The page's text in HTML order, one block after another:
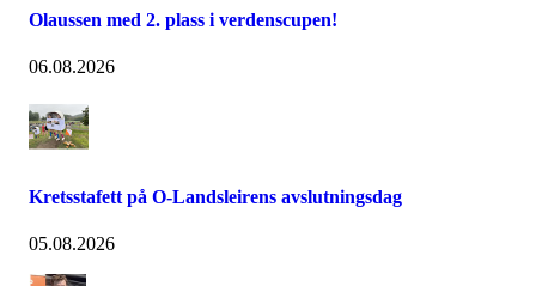
Olaussen med 2. plass i verdenscupen!
06.08.2026
Kretsstafett på O-Landsleirens avslutningsdag
05.08.2026